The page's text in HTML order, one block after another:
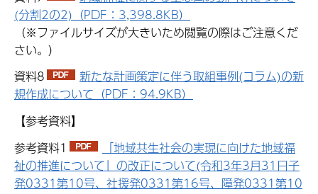
(分割2の2)（PDF：3,398.8KB）
（※ファイルサイズが大きいため閲覧の際はご注意くだ
さい。）
資料8
新たな計画策定に伴う取組事例(コラム)の新
規作成について（PDF：94.9KB）
【参考資料】
参考資料1
「地域共生社会の実現に向けた地域福
祉の推進について」の改正について(令和3年3月31日子
発0331第10号、社援発0331第16号、障発0331第10